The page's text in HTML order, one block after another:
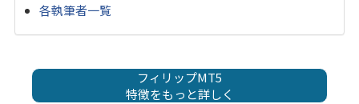
各執筆者一覧
フィリップMT5
特徴をもっと詳しく